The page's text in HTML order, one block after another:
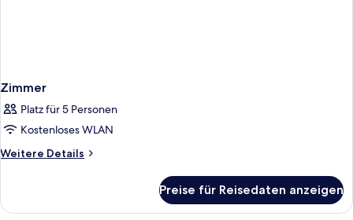
Zimmer
Platz für 5 Personen
Kostenloses WLAN
Weitere Details
Weitere
Preise für Reisedaten anzeigen